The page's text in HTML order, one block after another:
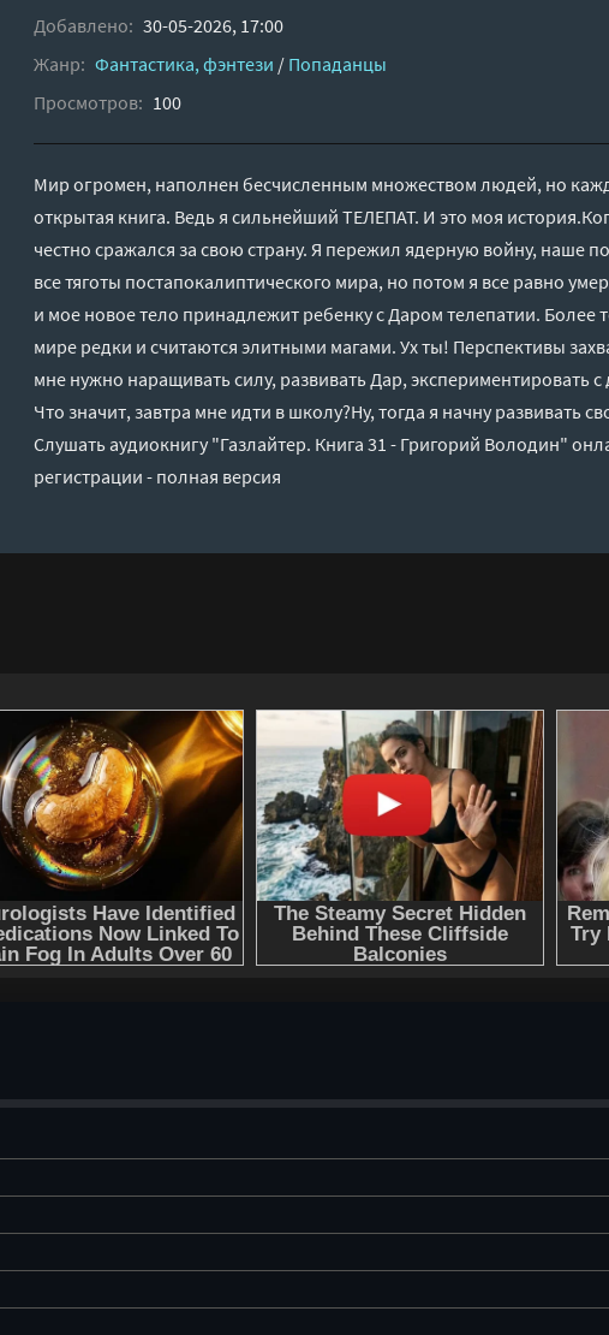
Добавлено: 30-05-2026, 17:00
Жанр: Фантастика, фэнтези / Попаданцы
Просмотров: 100
Мир огромен, наполнен бесчисленным множеством людей, но
открытая книга. Ведь я сильнейший ТЕЛЕПАТ. И это моя
честно сражался за свою страну. Я пережил ядерную войну, наше
все тяготы постапокалиптического мира, но потом я все равно
и мое новое тело принадлежит ребенку с Даром телепатии. Более
мире редки и считаются элитными магами. Ух ты! Перспективы
мне нужно наращивать силу, развивать Дар, экспериментировать
Что значит, завтра мне идти в школу?Ну, тогда я начну развивать
Слушать аудиокнигу "Газлайтер. Книга 31 - Григорий Володин"
регистрации - полная версия